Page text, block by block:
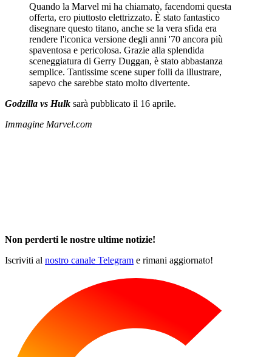
Quando la Marvel mi ha chiamato, facendomi questa
offerta, ero piuttosto elettrizzato. È stato fantastico
disegnare questo titano, anche se la vera sfida era
rendere l'iconica versione degli anni '70 ancora più
spaventosa e pericolosa. Grazie alla splendida
sceneggiatura di Gerry Duggan, è stato abbastanza
semplice. Tantissime scene super folli da illustrare,
sapevo che sarebbe stato molto divertente.
Godzilla vs Hulk sarà pubblicato il 16 aprile.
Immagine Marvel.com
Non perderti le nostre ultime notizie!
Iscriviti al nostro canale Telegram e rimani aggiornato!